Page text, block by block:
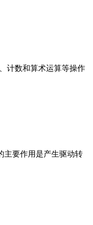
计数和算术运算等操作
主要作用是产生驱动转